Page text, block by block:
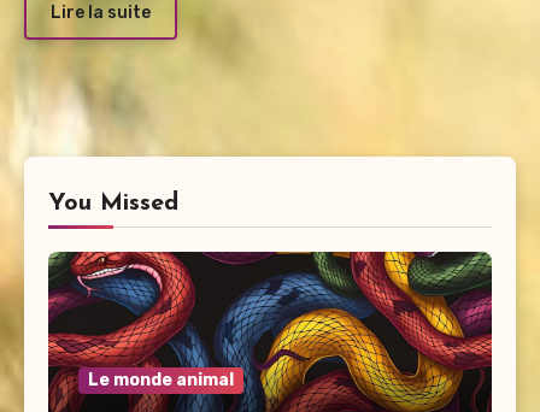
Lire la suite
You Missed
Le monde animal